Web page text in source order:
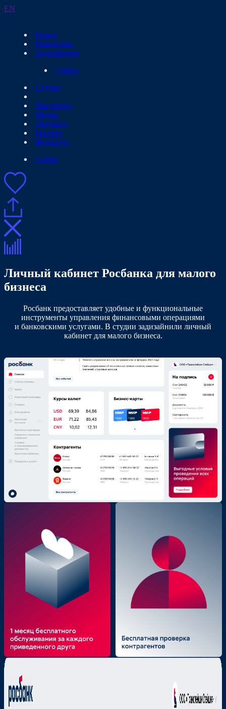
EN
Новое
Инвентарь
Задизайнено
Сайты
Студия
Магазинус
Медиа
Экспресс
Иронов
Журналус
Сайты
Личный кабинет Росбанка для малого
бизнеса
Росбанк предоставляет удобные и функциональные
инструменты управления финансовыми операциями
и банковскими услугами. В студии задизайнили личный
кабинет для малого бизнеса.